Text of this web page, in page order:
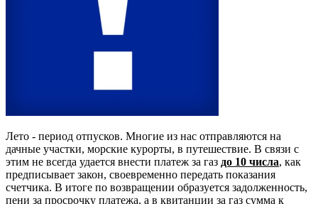
Лето - период отпусков. Многие из нас отправляются на
дачные участки, морские курорты, в путешествие. В связи с
этим не всегда удается внести платеж за газ до 10 числа, как
предписывает закон, своевременно передать показания
счетчика. В итоге по возвращении образуется задолженность,
пени за просрочку платежа, а в квитанции за газ сумма к